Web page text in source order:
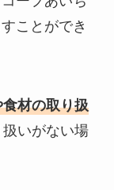
ことができ
材の取り扱
いがない場